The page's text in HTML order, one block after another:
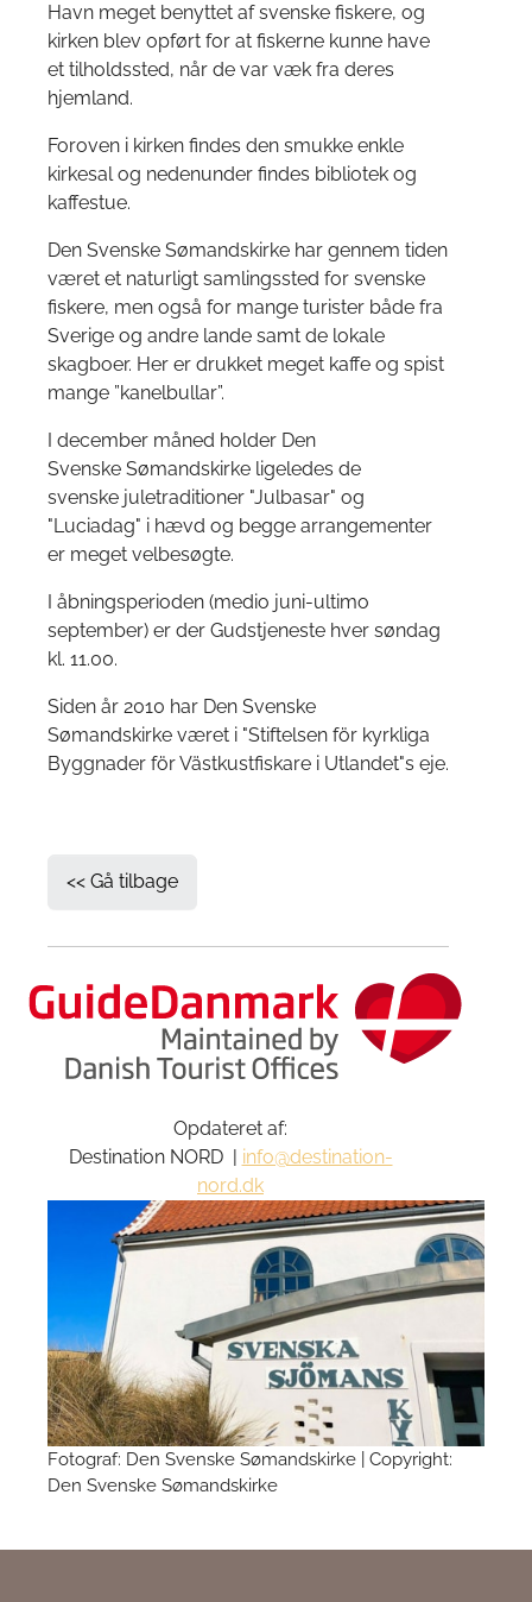
Havn meget benyttet af svenske fiskere, og
kirken blev opført for at fiskerne kunne have
et tilholdssted, når de var væk fra deres
hjemland.
Foroven i kirken findes den smukke enkle
kirkesal og nedenunder findes bibliotek og
kaffestue.
Den Svenske Sømandskirke har gennem tiden
været et naturligt samlingssted for svenske
fiskere, men også for mange turister både fra
Sverige og andre lande samt de lokale
skagboer. Her er drukket meget kaffe og spist
mange ”kanelbullar”.
I december måned holder Den
Svenske Sømandskirke ligeledes de
svenske juletraditioner "Julbasar" og
"Luciadag" i hævd og begge arrangementer
er meget velbesøgte.
I åbningsperioden (medio juni-ultimo
september) er der Gudstjeneste hver søndag
kl. 11.00.
Siden år 2010 har Den Svenske
Sømandskirke været i "Stiftelsen för kyrkliga
Byggnader för Västkustfiskare i Utlandet"s eje.
<< Gå tilbage
Opdateret af:
Destination NORD | info@destination-
nord.dk
Fotograf: Den Svenske Sømandskirke
| Copyright:
Den Svenske Sømandskirke